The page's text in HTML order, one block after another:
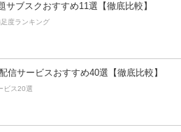
サブスクおすすめ11選【徹底比較】
度ランキング
信サービスおすすめ40選【徹底比較】
ビス20選